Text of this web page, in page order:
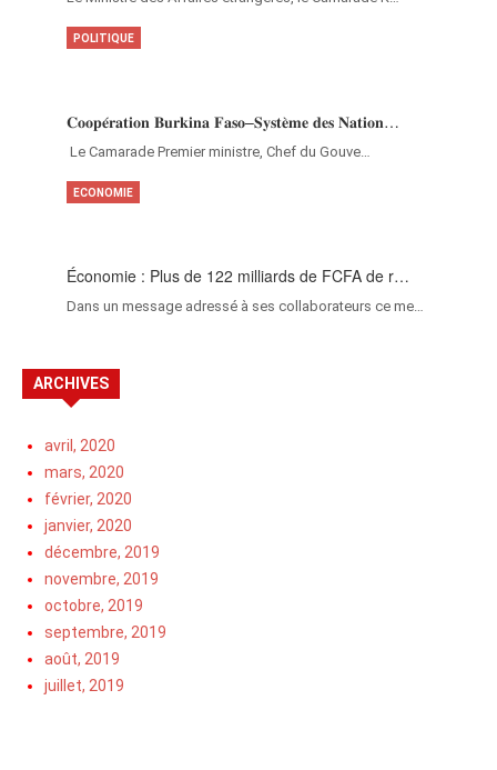
𝐂𝐨𝐨𝐩𝐞́𝐫𝐚𝐭𝐢𝐨𝐧 𝐁𝐮𝐫𝐤𝐢𝐧𝐚 𝐅𝐚𝐬𝐨–𝐒𝐲𝐬𝐭𝐞̀𝐦𝐞 𝐝𝐞𝐬 𝐍𝐚𝐭𝐢𝐨𝐧…
‎Le Camarade Premier ministre, Chef du Gouve…
POLITIQUE
Économie : Plus de 122 milliards de FCFA de r…
Dans un message adressé à ses collaborateurs ce me…
ECONOMIE
ARCHIVES
avril, 2020
mars, 2020
février, 2020
janvier, 2020
décembre, 2019
novembre, 2019
octobre, 2019
septembre, 2019
août, 2019
juillet, 2019